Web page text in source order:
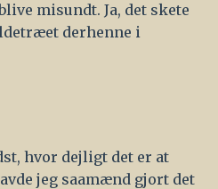
misundt. Ja, det skete
derhenne i
hvor dejligt det er at
jeg saamænd gjort det